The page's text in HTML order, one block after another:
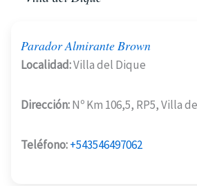
Parador Almirante Brown
Localidad:Villa del Dique
Dirección:Nº Km 106,5, RP5, Villa
Teléfono:+543546497062